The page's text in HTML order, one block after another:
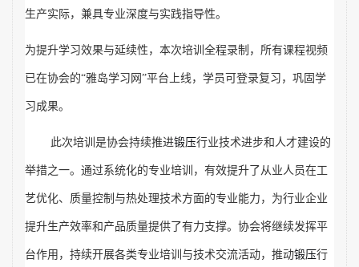
生产实际，兼具专业深度与实践指导性。
为提升学习效果与延续性，本次培训全程录制，所有课程视频
已在协会的“雅岛学习网”平台上线，学员可登录复习，巩固学
习成果。
此次培训是协会持续推进锻压行业技术进步和人才建设的
举措之一。通过系统化的专业培训，有效提升了从业人员在工
艺优化、质量控制与热处理技术方面的专业能力，为行业企业
提升生产效率和产品质量提供了有力支撑。协会将继续发挥平
台作用，持续开展各类专业培训与技术交流活动，推动锻压行